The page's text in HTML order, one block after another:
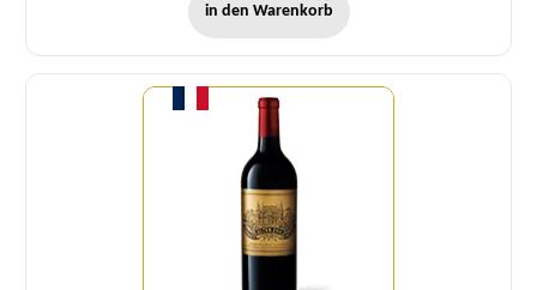
in den Warenkorb
Menge